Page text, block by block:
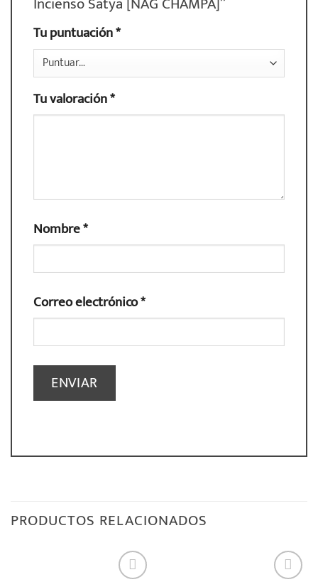
Tu puntuación*
Tu valoración*
Nombre*
Correo electrónico*
PRODUCTOS RELACIONADOS